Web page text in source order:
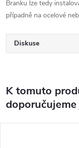
Branku lze tedy
případně na ocelové
Diskuse
K tomuto